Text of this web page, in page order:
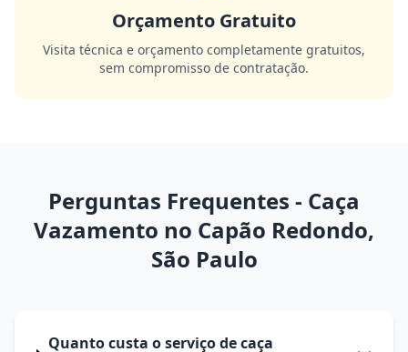
Orçamento Gratuito
Visita técnica e orçamento completamente gratuitos,
sem compromisso de contratação.
Perguntas Frequentes - Caça
Vazamento no Capão Redondo,
São Paulo
Quanto custa o serviço de caça